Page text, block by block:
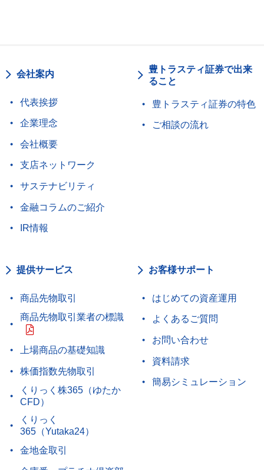
会社案内
代表挨拶
企業理念
会社概要
支店ネットワーク
サステナビリティ
金融コラムのご紹介
IR情報
豊トラスティ証券で出来
ること
豊トラスティ証券の特色
ご相談の流れ
提供サービス
商品先物取引
商品先物取引業者の標識
上場商品の基礎知識
株価指数先物取引
くりっく株365（ゆたか
CFD）
くりっく
365（Yutaka24）
金地金取引
お客様サポート
はじめての資産運用
よくあるご質問
お問い合わせ
資料請求
簡易シミュレーション